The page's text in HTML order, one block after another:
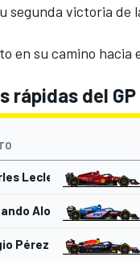
segunda victoria
en su camino
rápidas del
Leclerc
Alonso
Pérez